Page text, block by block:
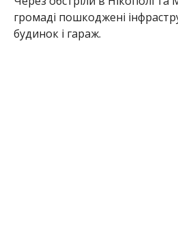
громаді пошкоджені
будинок і гараж.